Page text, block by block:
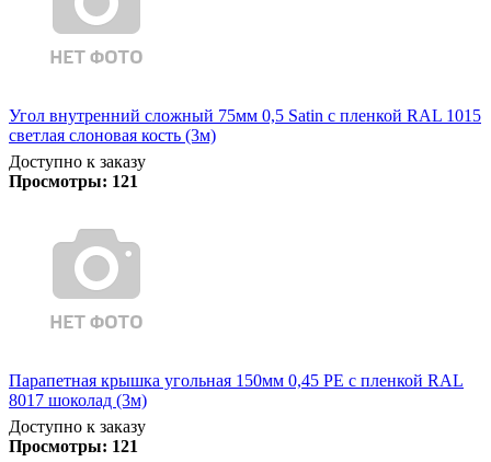
Угол внутренний сложный 75мм 0,5 Satin с пленкой RAL 1015
светлая слоновая кость (3м)
Доступно к заказу
Просмотры: 121
Парапетная крышка угольная 150мм 0,45 PE с пленкой RAL
8017 шоколад (3м)
Доступно к заказу
Просмотры: 121